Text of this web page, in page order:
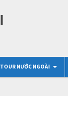
TOUR NƯỚC NGOÀI